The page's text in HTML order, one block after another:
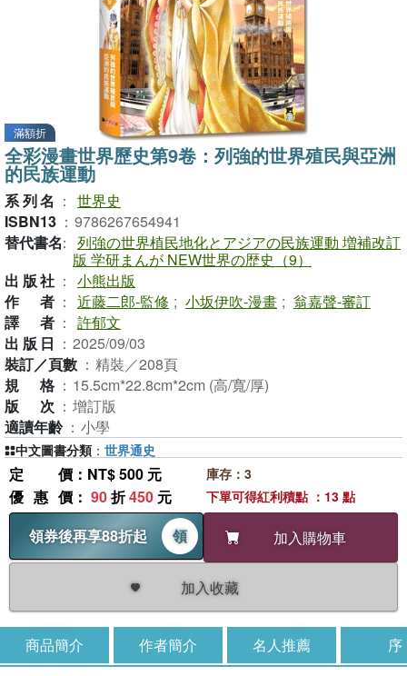
滿額折
全彩漫畫世界歷史第9卷：列強的世界殖民與亞洲
的民族運動
系列名 ： 世界史
ISBN13 ： 9786267654941
替代書名： 列強の世界植民地化とアジアの民族運動 増補改訂
版 学研まんが NEW世界の歴史（9）
出版社 ： 小熊出版
作者 ： 近藤二郎-監修 ; 小坂伊吹-漫畫 ; 翁嘉聲-審訂
譯者 ： 許郁文
出版日 ： 2025/09/03
裝訂／頁數 ： 精裝／208頁
規格 ： 15.5cm*22.8cm*2cm (高/寬/厚)
版次 ： 增訂版
適讀年齡 ： 小學
定價 ：NT$ 500 元
優惠價 ： 90折450 元
領券後再享88折起
領 加入購物車
加入收藏
庫存：3
下單可得紅利積點 ：13 點
中文圖書分類 ： 世界通史
商品簡介 作者簡介 名人推薦 序